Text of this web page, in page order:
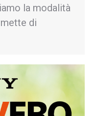
la modalità
di